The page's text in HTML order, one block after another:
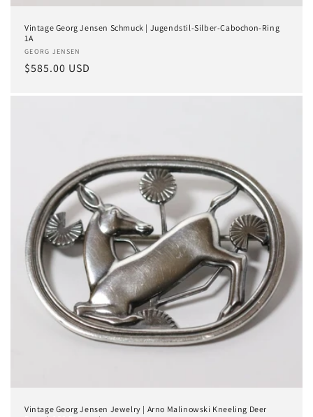
Vintage Georg Jensen Schmuck | Jugendstil-Silber-Cabochon-Ring
1A
Anbieter:
GEORG JENSEN
Normaler
$585.00 USD
Vintage Georg Jensen Jewelry | Arno Malinowski Kneeling Deer